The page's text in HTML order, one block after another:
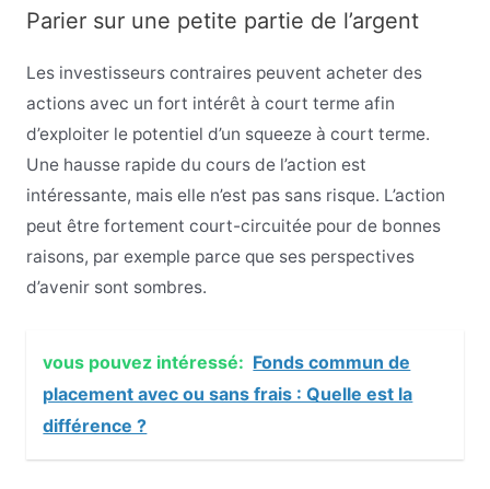
Parier sur une petite partie de l’argent
Les investisseurs contraires peuvent acheter des
actions avec un fort intérêt à court terme afin
d’exploiter le potentiel d’un squeeze à court terme.
Une hausse rapide du cours de l’action est
intéressante, mais elle n’est pas sans risque. L’action
peut être fortement court-circuitée pour de bonnes
raisons, par exemple parce que ses perspectives
d’avenir sont sombres.
vous pouvez intéressé: Fonds commun de
placement avec ou sans frais : Quelle est la
différence ?